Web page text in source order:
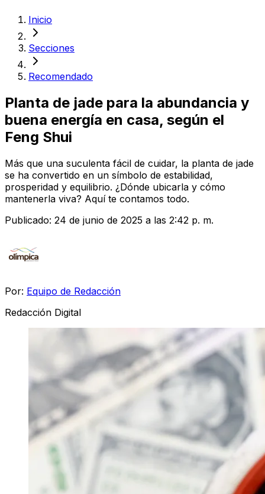
Inicio
Secciones
Recomendado
Planta de jade para la abundancia y
buena energía en casa, según el
Feng Shui
Más que una suculenta fácil de cuidar, la planta de jade
se ha convertido en un símbolo de estabilidad,
prosperidad y equilibrio. ¿Dónde ubicarla y cómo
mantenerla viva? Aquí te contamos todo.
Publicado: 24 de junio de 2025 a las 2:42 p. m.
Por: Equipo de Redacción
Redacción Digital